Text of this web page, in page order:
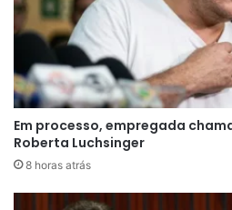
Em processo, empregada
Roberta Luchsinger
8 horas atrás